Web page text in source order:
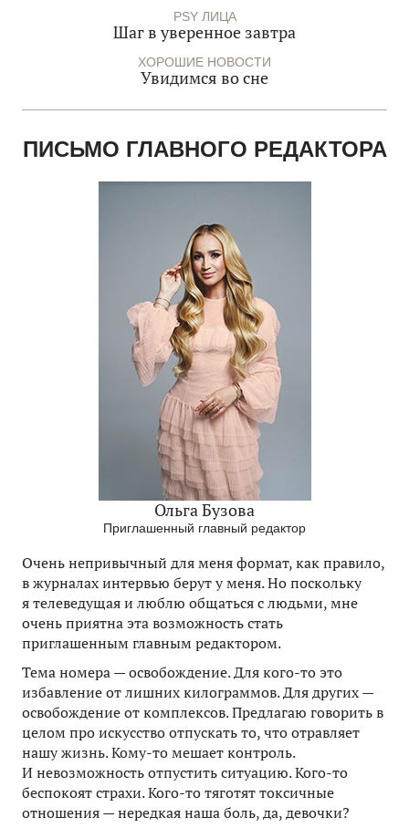
PSY ЛИЦА
Шаг в уверенное завтра
ХОРОШИЕ НОВОСТИ
Увидимся во сне
ПИСЬМО ГЛАВНОГО РЕДАКТОРА
Ольга Бузова
Приглашенный главный редактор
Очень непривычный для меня формат, как правило,
в журналах интервью берут у меня. Но поскольку
я телеведущая и люблю общаться с людьми, мне
очень приятна эта возможность стать
приглашенным главным редактором.
Тема номера — освобождение. Для кого-то это
избавление от лишних килограммов. Для других —
освобождение от комплексов. Предлагаю говорить в
целом про искусство отпускать то, что отравляет
нашу жизнь. Кому-то мешает контроль.
И невозможность отпустить ситуацию. Кого-то
беспокоят страхи. Кого-то тяготят токсичные
отношения — нередкая наша боль, да, девочки?